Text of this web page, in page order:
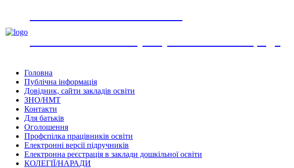
Головна
Публічна інформація
Довідник, сайти закладів освіти
ЗНО/НМТ
Контакти
Для батьків
Оголошення
Профспілка працівників освіти
Електронні версії підручників
Електронна реєстрація в заклади дошкільної освіти
КОЛЕГІЇ/НАРАДИ